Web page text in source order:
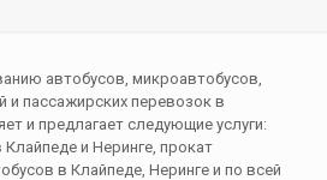
автобусов, микроавтобусов,
и пассажирских перевозок в
и предлагает следующие услуги:
и Неринге, прокат
в Клайпеде, Неринге и по всей